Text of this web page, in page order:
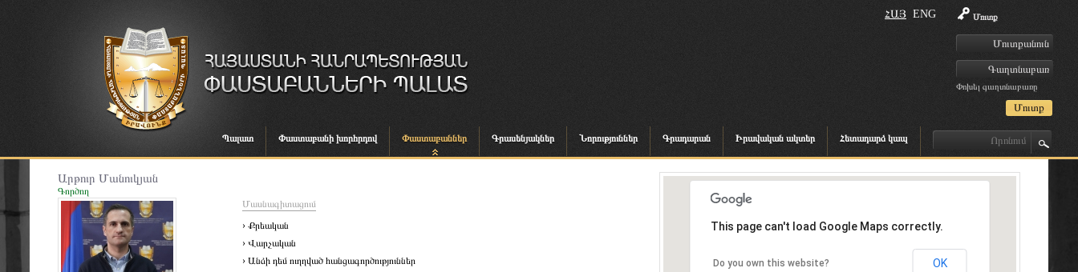
Մուտք
Փոխել գաղտնաբառը
ՀԱՅ ENG
Պալատ Փաստաբանի խորհրդով Փաստաբաններ Գրասենյակներ Նորություններ Գրադարան Իրավական ակտեր Հետադարձ կապ
Արթուր Մանուկյան
Գործող
Մասնագիտացում
› Քրեական
› Վարչական
› Անձի դեմ ուղղված հանցագործություններ
This page can't load Google Maps correctly.
Do you own this website? OK